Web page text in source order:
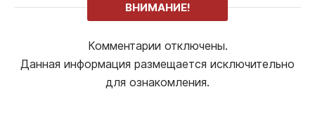
ВНИМАНИЕ!
Комментарии отключены.
Данная информация размещается исключительно
для ознакомления.